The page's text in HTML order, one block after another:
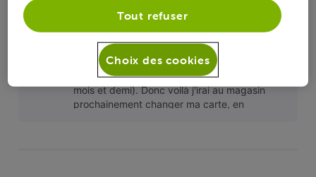
sélectionné est crypté ou ne peut être décodé. Vérifiez que
le module CA et la carte à puce ont été correctement
insérés.​ ​Je n'ai rien touché.... La carte est toujours bien e
Après avoir eu un technicien au téléphone, il
m'a dit d'aller changer ma carte qui semble
défectueuse 😉 (je l'ai seulement depuis 1
mois et demi). Donc voilà j'irai au magasin
prochainement changer ma carte, en
Tout refuser
Choix des cookies